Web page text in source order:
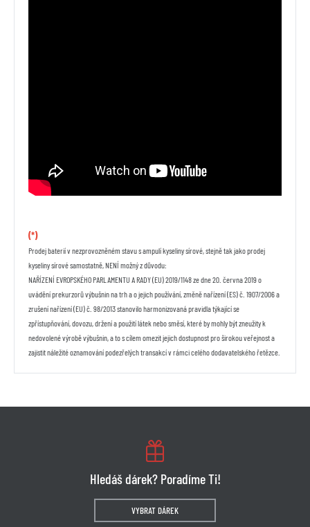
(*)
Prodej baterií v nezprovozněném stavu s ampulí kyseliny sírové, stejně tak jako prodej
kyseliny sírové samostatně, NENÍ možný z důvodu:
NAŘÍZENÍ EVROPSKÉHO PARLAMENTU A RADY (EU) 2019/1148 ze dne 20. června 2019 o
uvádění prekurzorů výbušnin na trh a o jejich používání, změně nařízení (ES) č. 1907/2006 a
zrušení nařízení (EU) č. 98/2013 stanovilo harmonizovaná pravidla týkající se
zpřístupňování, dovozu, držení a použití látek nebo směsí, které by mohly být zneužity k
nedovolené výrobě výbušnin, a to s cílem omezit jejich dostupnost pro širokou veřejnost a
zajistit náležité oznamování podezřelých transakcí v rámci celého dodavatelského řetězce.
Hledáš dárek? Poradíme Ti!
VYBRAT DÁREK